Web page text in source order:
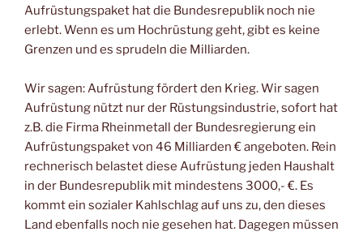
Aufrüstungspaket hat die Bundesrepublik noch nie
erlebt. Wenn es um Hochrüstung geht, gibt es keine
Grenzen und es sprudeln die Milliarden.
Wir sagen: Aufrüstung fördert den Krieg. Wir sagen
Aufrüstung nützt nur der Rüstungsindustrie, sofort hat
z.B. die Firma Rheinmetall der Bundesregierung ein
Aufrüstungspaket von 46 Milliarden € angeboten. Rein
rechnerisch belastet diese Aufrüstung jeden Haushalt
in der Bundesrepublik mit mindestens 3000,- €. Es
kommt ein sozialer Kahlschlag auf uns zu, den dieses
Land ebenfalls noch nie gesehen hat. Dagegen müssen